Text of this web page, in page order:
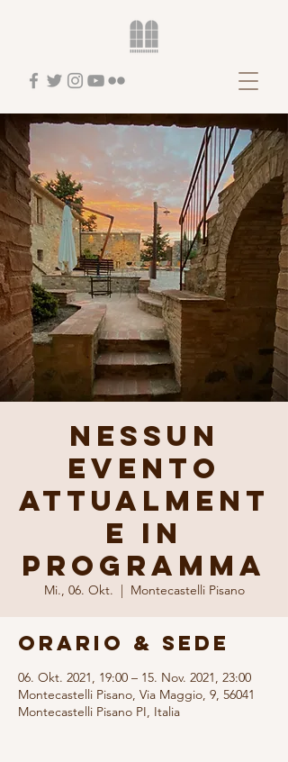
NESSUN
EVENTO
ATTUALMENT
E IN
PROGRAMMA
Mi., 06. Okt.
  |
Montecastelli Pisano
Orario & Sede
06. Okt. 2021, 19:00 – 15. Nov. 2021, 23:00
Montecastelli Pisano, Via Maggio, 9, 56041
Montecastelli Pisano PI, Italia